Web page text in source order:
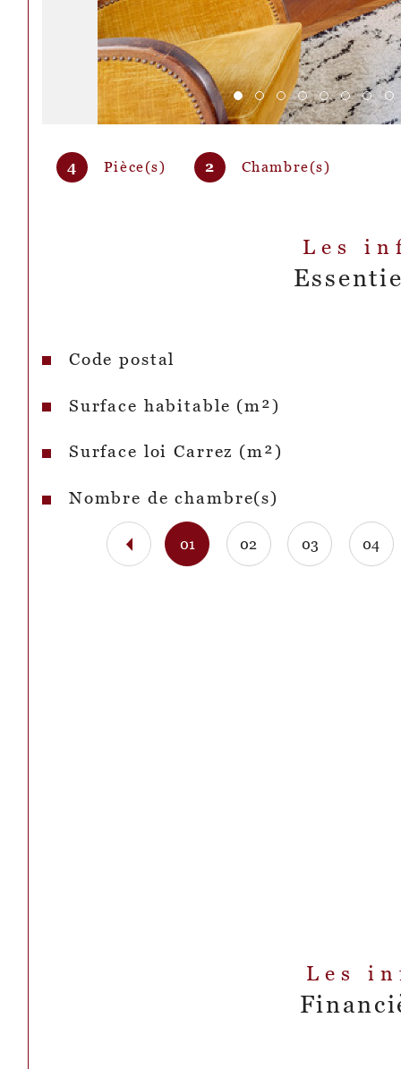
4 Pièce(s) 2 Chambre(s)
Les
Caractéristiques Valeurs
Code postal
Surface habitable (m²)
Surface loi Carrez (m²)
Nombre de chambre(s)
01 02 03 04
Les